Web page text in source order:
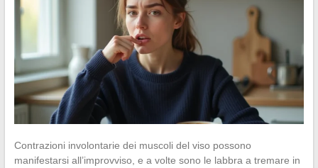
Contrazioni involontarie dei muscoli del viso possono
manifestarsi all’improvviso, e a volte sono le labbra a tremare in